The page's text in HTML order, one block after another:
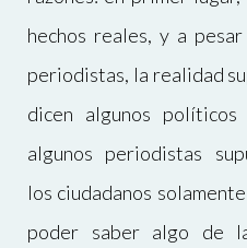
hechos reales, y a
periodistas, la realidad
dicen algunos
algunos periodistas
los ciudadanos
poder saber algo de